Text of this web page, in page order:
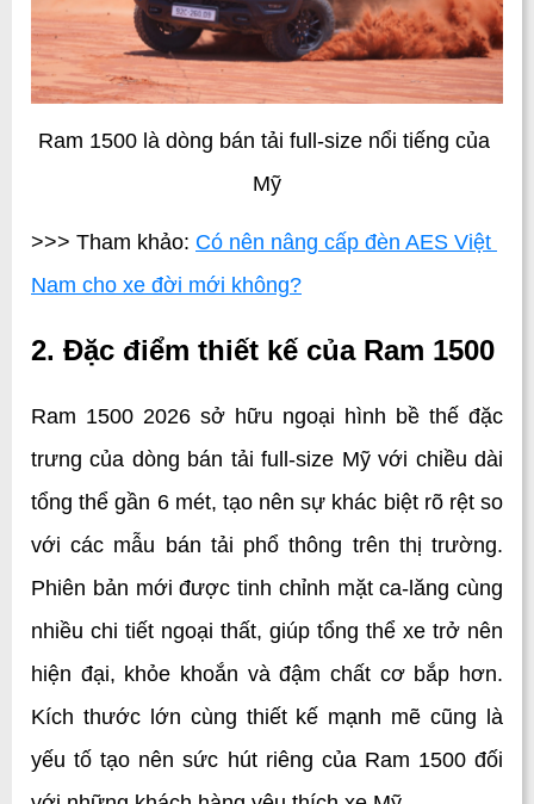
Ram 1500 là dòng bán tải full-size nổi tiếng của
Mỹ
>>> Tham khảo: Có nên nâng cấp đèn AES Việt
Nam cho xe đời mới không?
2. Đặc điểm thiết kế của Ram 1500
Ram 1500 2026 sở hữu ngoại hình bề thế đặc
trưng của dòng bán tải full-size Mỹ với chiều dài
tổng thể gần 6 mét, tạo nên sự khác biệt rõ rệt so
với các mẫu bán tải phổ thông trên thị trường.
Phiên bản mới được tinh chỉnh mặt ca-lăng cùng
nhiều chi tiết ngoại thất, giúp tổng thể xe trở nên
hiện đại, khỏe khoắn và đậm chất cơ bắp hơn.
Kích thước lớn cùng thiết kế mạnh mẽ cũng là
yếu tố tạo nên sức hút riêng của Ram 1500 đối